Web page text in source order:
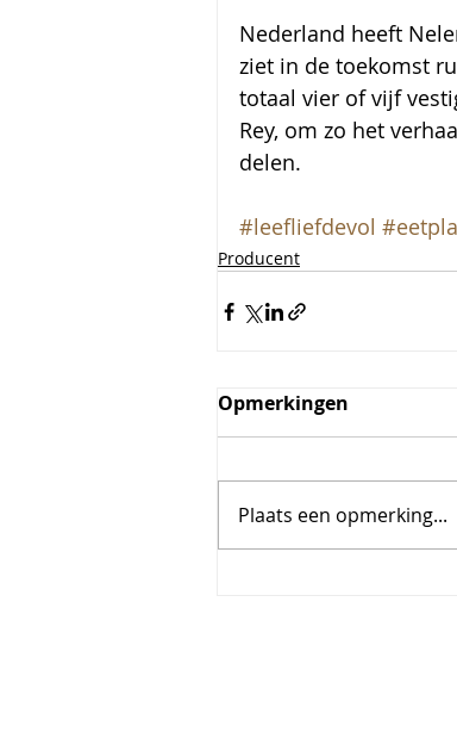
Nederland heeft
ziet in de toekomst
totaal vier of vijf
Rey, om zo het
delen.
#leefliefdevol
Producent
Opmerkingen
Plaats een opmerking...